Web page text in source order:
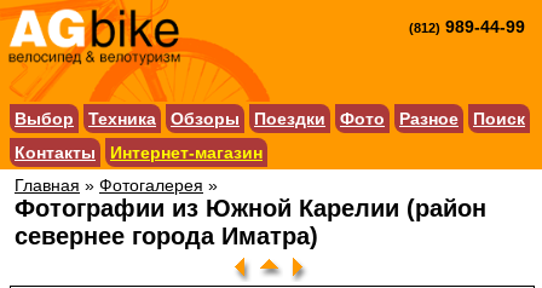
(812) 989-44-99
Выбор Техника Обзоры Поездки Фото Разное
Поиск
Контакты
Интернет-магазин
Главная » Фотогалерея »
Фотографии из Южной Карелии (район
севернее города Иматра)